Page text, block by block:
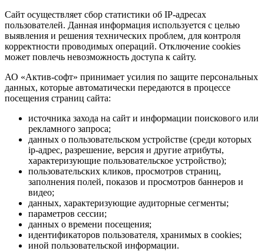
Сайт осуществляет сбор статистики об IP-адресах
пользователей. Данная информация используется с целью
выявления и решения технических проблем, для контроля
корректности проводимых операций. Отключение cookies
может повлечь невозможность доступа к сайту.
АО «Актив-софт» принимает усилия по защите персональных
данных, которые автоматически передаются в процессе
посещения страниц сайта:
источника захода на сайт и информации поискового или
рекламного запроса;
данных о пользовательском устройстве (среди которых
ip-адрес, разрешение, версия и другие атрибуты,
характеризующие пользовательское устройство);
пользовательских кликов, просмотров страниц,
заполнения полей, показов и просмотров баннеров и
видео;
данных, характеризующие аудиторные сегменты;
параметров сессии;
данных о времени посещения;
идентификаторов пользователя, хранимых в cookies;
иной пользовательской информации.